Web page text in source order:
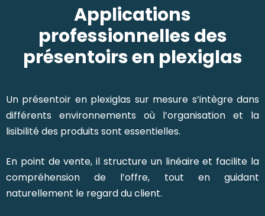
Applications
professionnelles des
présentoirs en plexiglas
Un présentoir en plexiglas sur mesure s’intègre dans
différents environnements où l’organisation et la
lisibilité des produits sont essentielles.
En point de vente, il structure un linéaire et facilite la
compréhension de l’offre, tout en guidant
naturellement le regard du client.